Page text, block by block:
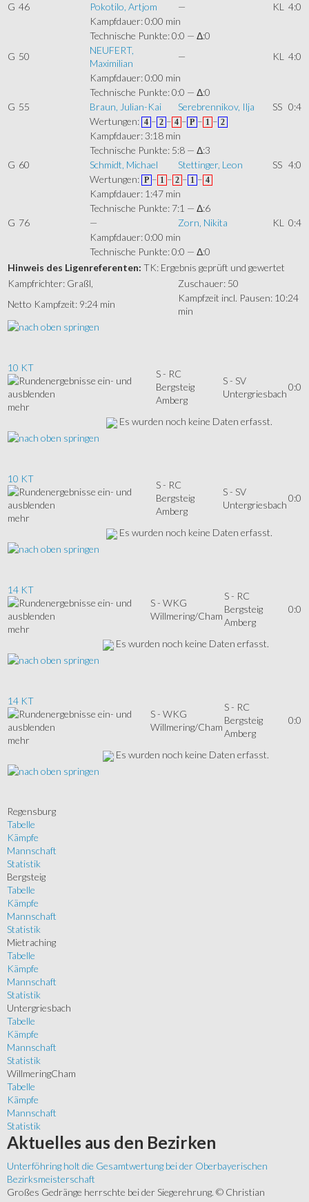
G 46 Pokotilo, Artjom — KL
4:0
Kampfdauer: 0:00 min
Technische Punkte: 0:0 — Δ:0
G 50
NEUFERT,
Maximilian
— KL
4:0
Kampfdauer: 0:00 min
Technische Punkte: 0:0 — Δ:0
G 55 Braun, Julian-Kai Serebrennikov, Ilja SS 0:4
Wertungen: 4 – 2 – 4 – P – 1 – 2
Kampfdauer: 3:18 min
Technische Punkte: 5:8 — Δ:3
G 60 Schmidt, Michael Stettinger, Leon SS 4:0
Wertungen: P – 1 – 2 – 1 – 4
Kampfdauer: 1:47 min
Technische Punkte: 7:1 — Δ:6
G 76 — Zorn, Nikita KL
0:4
Kampfdauer: 0:00 min
Technische Punkte: 0:0 — Δ:0
Hinweis des Ligenreferenten: TK: Ergebnis geprüft und gewertet
Kampfrichter: Graßl,
Zuschauer: 50
Netto Kampfzeit: 9:24 min
Kampfzeit incl. Pausen: 10:24
min
10 KT
mehr
S - RC
Bergsteig
Amberg
S - SV
Untergriesbach
0:0
Es wurden noch keine Daten erfasst.
10 KT
mehr
S - RC
Bergsteig
Amberg
S - SV
Untergriesbach
0:0
Es wurden noch keine Daten erfasst.
14 KT
mehr
S - WKG
Willmering/Cham
S - RC
Bergsteig
Amberg
0:0
Es wurden noch keine Daten erfasst.
14 KT
mehr
S - WKG
Willmering/Cham
S - RC
Bergsteig
Amberg
0:0
Es wurden noch keine Daten erfasst.
Regensburg
Tabelle
Kämpfe
Mannschaft
Statistik
Bergsteig
Tabelle
Kämpfe
Mannschaft
Statistik
Mietraching
Tabelle
Kämpfe
Mannschaft
Statistik
Untergriesbach
Tabelle
Kämpfe
Mannschaft
Statistik
WillmeringCham
Tabelle
Kämpfe
Mannschaft
Statistik
Aktuelles aus den Bezirken
Unterföhring holt die Gesamtwertung bei der Oberbayerischen
Bezirksmeisterschaft
Großes Gedränge herrschte bei der Siegerehrung. © Christian